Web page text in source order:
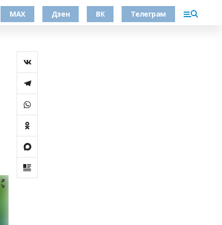
МАХ Дзен ВК Телеграм